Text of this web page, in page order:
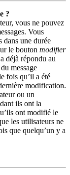
?
vous ne pouvez
Vous
dans une durée
le bouton modifier
déjà répondu au
message
fois qu’il a été
modification.
ou un
ils ont la
ont modifié le
les utilisateurs ne
que quelqu’un y a